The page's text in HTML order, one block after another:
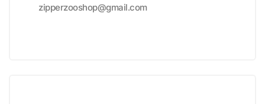
zipperzooshop@gmail.com